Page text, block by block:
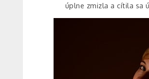
úplne zmizla a cítila sa